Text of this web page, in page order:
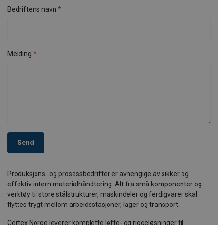
Bedriftens navn
Melding
Send
Produksjons- og prosessbedrifter er avhengige av sikker og
effektiv intern materialhåndtering. Alt fra små komponenter og
verktøy til store stålstrukturer, maskindeler og ferdigvarer skal
flyttes trygt mellom arbeidsstasjoner, lager og transport.
Certex Norge leverer komplette løfte- og riggeløsninger til